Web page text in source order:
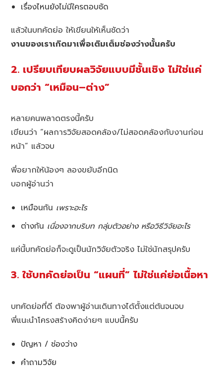
เรื่องไหนยังไม่มีใครตอบชัด
แล้วในบทคัดย่อ ให้เขียนให้เห็นชัดว่า
งานของเราเกิดมาเพื่อเติมเต็มช่องว่างนั้นครับ
2. เปรียบเทียบผลวิจัยแบบมีชั้นเชิง ไม่ใช่แค่
บอกว่า “เหมือน–ต่าง”
หลายคนพลาดตรงนี้ครับ
เขียนว่า “ผลการวิจัยสอดคล้อง/ไม่สอดคล้องกับงานก่อน
หน้า” แล้วจบ
พี่อยากให้น้องๆ ลองขยับอีกนิด
บอกผู้อ่านว่า
เหมือนกัน เพราะอะไร
ต่างกัน เนื่องจากบริบท กลุ่มตัวอย่าง หรือวิธีวิจัยอะไร
แค่นี้บทคัดย่อก็จะดูเป็นนักวิจัยตัวจริง ไม่ใช่นักสรุปครับ
3. ใช้บทคัดย่อเป็น “แผนที่” ไม่ใช่แค่ย่อเนื้อหา
บทคัดย่อที่ดี ต้องพาผู้อ่านเดินทางได้ตั้งแต่ต้นจนจบ
พี่แนะนำโครงสร้างคิดง่ายๆ แบบนี้ครับ
ปัญหา / ช่องว่าง
คำถามวิจัย